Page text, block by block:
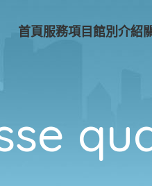
首頁服務項目館別介紹